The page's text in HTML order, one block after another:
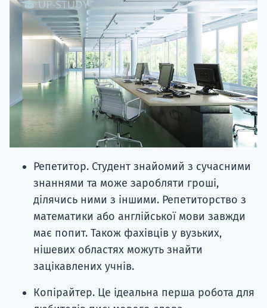
Репетитор. Студент знайомий з сучасними
знаннями та може заробляти гроші,
ділячись ними з іншими. Репетиторство з
математики або англійської мови завжди
має попит. Також фахівців у вузьких,
нішевих областях можуть знайти
зацікавлених учнів.
Копірайтер. Це ідеальна перша робота для